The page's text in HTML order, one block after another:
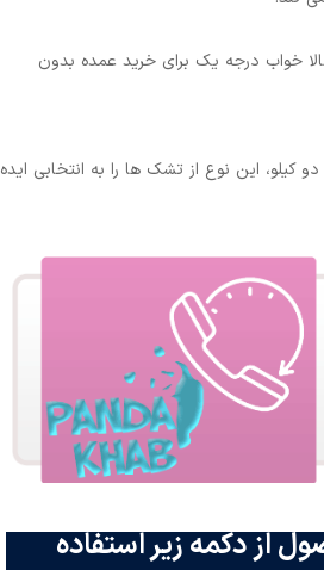
کالا خواب درجه یک برای خرید عمده بدون
کیلو، این نوع از تشک ها را به انتخابی ایده
از دکمه زیر استفاده